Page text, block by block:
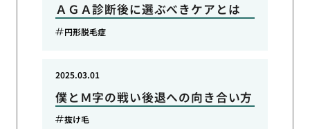
ＡＧＡ診断後に選ぶべきケアとは
円形脱毛症
僕とＭ字の戦い後退への向き合い方
2025.03.01
抜け毛